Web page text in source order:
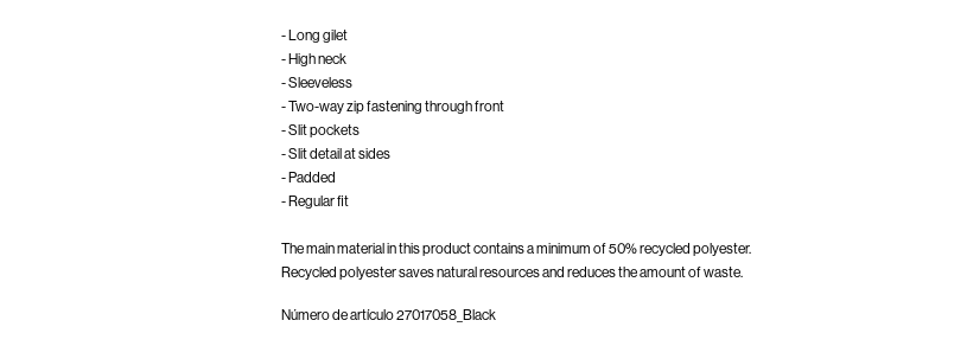
- Long gilet
- High neck
- Sleeveless
- Two-way zip fastening through front
- Slit pockets
- Slit detail at sides
- Padded
- Regular fit
The main material in this product contains a minimum of 50% recycled polyester.
Recycled polyester saves natural resources and reduces the amount of waste.
Número de artículo27017058_Black